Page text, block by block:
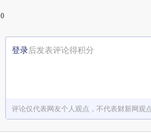
0
登录后发表评论得积分
评论仅代表网友个人观点，不代表财新网观